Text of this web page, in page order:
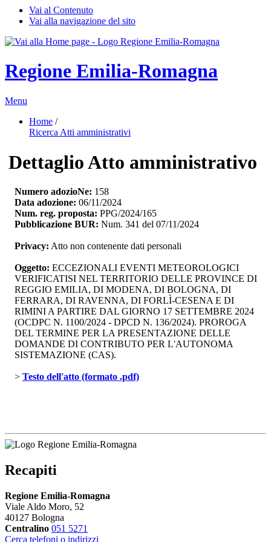
Vai al Contenuto
Vai alla navigazione del sito
Regione Emilia-Romagna
Menu
Home /
Ricerca Atti amministrativi
Dettaglio Atto amministrativo
Numero adozioNe: 158
Data adozione: 06/11/2024
Num. reg. proposta: PPG/2024/165
Pubblicazione BUR: Num. 341 del 07/11/2024
Privacy: Atto non contenente dati personali
Oggetto: ECCEZIONALI EVENTI METEOROLOGICI
VERIFICATISI NEL TERRITORIO DELLE PROVINCE DI
REGGIO EMILIA, DI MODENA, DI BOLOGNA, DI
FERRARA, DI RAVENNA, DI FORLÌ-CESENA E DI
RIMINI A PARTIRE DAL GIORNO 17 SETTEMBRE 2024
(OCDPC N. 1100/2024 - DPCD N. 136/2024). PROROGA
DEL TERMINE PER LA PRESENTAZIONE DELLE
DOMANDE DI CONTRIBUTO PER L'AUTONOMA
SISTEMAZIONE (CAS).
> Testo dell'atto (formato .pdf)
Recapiti
Regione Emilia-Romagna
Viale Aldo Moro, 52
40127 Bologna
Centralino 051 5271
Cerca telefoni o indirizzi